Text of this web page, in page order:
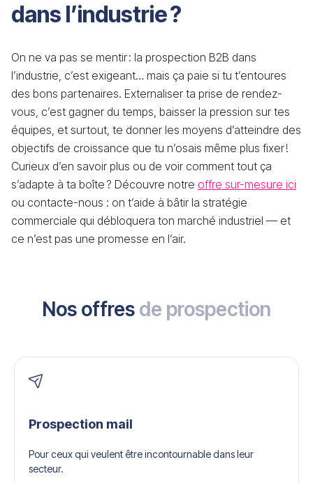
dans l’industrie ?
On ne va pas se mentir : la prospection B2B dans
l’industrie, c’est exigeant… mais ça paie si tu t’entoures
des bons partenaires. Externaliser ta prise de rendez-
vous, c’est gagner du temps, baisser la pression sur tes
équipes, et surtout, te donner les moyens d’atteindre des
objectifs de croissance que tu n’osais même plus fixer !
Curieux d’en savoir plus ou de voir comment tout ça
s’adapte à ta boîte ? Découvre notre offre sur-mesure ici
ou contacte-nous : on t’aide à bâtir la stratégie
commerciale qui débloquera ton marché industriel — et
ce n’est pas une promesse en l’air.
Nos offres de prospection
Prospection mail
Pour ceux qui veulent être incontournable dans leur
secteur.